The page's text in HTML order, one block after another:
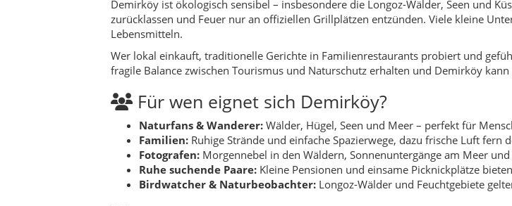
Kulinarik & lokale Spezialitäten
Die Küche in Demirköy verbindet klassische thrakische Gerichte mit Einflüssen
Produktion und Gemüse aus dem Garten serviert. In den Küstenorten stehen
Fisch vom Grill:In İğneada und Beğendik einfach und frisch zubereitet, oft
Hausgemachte Suppen: Linsensuppe, Tarhana oder Gemüsesuppen sind
Milch- und Joghurtgerichte: Regionstypisch und oft aus eigener
Süßspeisen:Einfache Kuchen, Revani oder Milchdesserts runden das Essen
In den kommenden Ausbaustufen von turkeyregional.com werden zu Demirköy
inklusive praktischer Tipps zum Nachkochen.